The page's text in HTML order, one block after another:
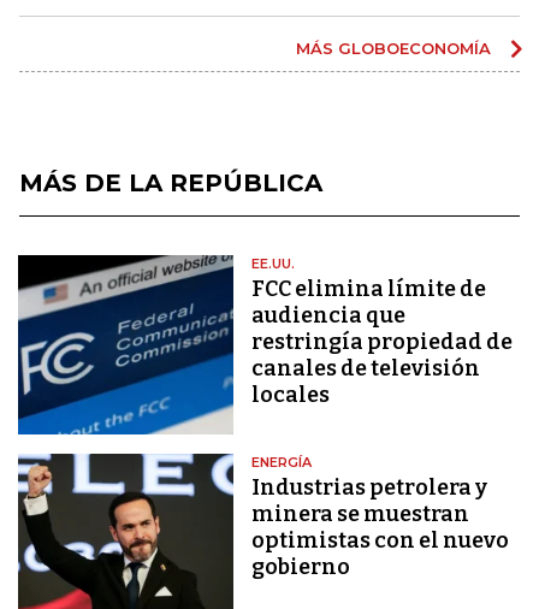
MÁS GLOBOECONOMÍA
MÁS DE LA REPÚBLICA
EE.UU.
FCC elimina límite de
audiencia que
restringía propiedad de
canales de televisión
locales
ENERGÍA
Industrias petrolera y
minera se muestran
optimistas con el nuevo
gobierno